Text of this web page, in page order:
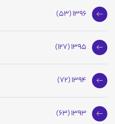
1396 (53)
1395 (127)
1394 (72)
1393 (63)